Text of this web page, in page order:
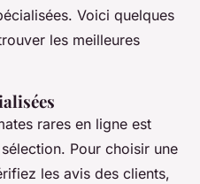
Voici quelques
les meilleures
rares en ligne est
Pour choisir une
les avis des clients,